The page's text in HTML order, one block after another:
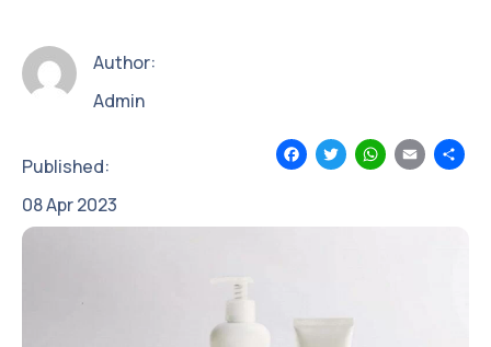
Author:
Admin
Published:
08Apr2023
Facebook
TwitterWhatsApp
Email